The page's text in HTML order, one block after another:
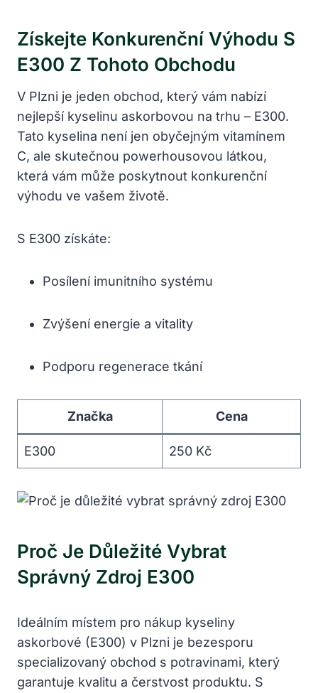
Získejte Konkurenční Výhodu S
E300 Z Tohoto Obchodu
V Plzni je jeden obchod, který vám nabízí
nejlepší kyselinu askorbovou na trhu – E300.
Tato kyselina není jen obyčejným vitamínem
C, ale skutečnou powerhousovou látkou,
která vám může poskytnout konkurenční
výhodu ve vašem životě.
S E300 získáte:
Posílení imunitního systému
Zvýšení energie a vitality
Podporu regenerace tkání
Značka Cena
E300 250 Kč
Proč Je Důležité Vybrat
Správný Zdroj E300
Ideálním místem pro nákup kyseliny
askorbové (E300) v Plzni je bezesporu
specializovaný obchod s potravinami, který
garantuje kvalitu a čerstvost produktu. S